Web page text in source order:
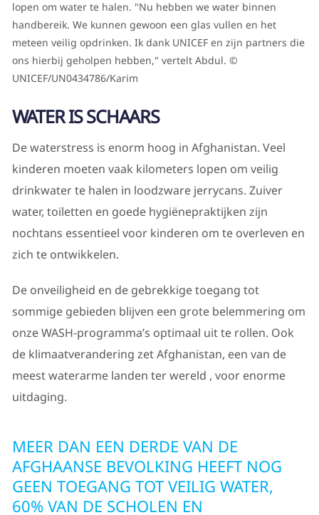
lopen om water te halen. "Nu hebben we water binnen
handbereik. We kunnen gewoon een glas vullen en het
meteen veilig opdrinken. Ik dank UNICEF en zijn partners die
ons hierbij geholpen hebben," vertelt Abdul. ©
UNICEF/UN0434786/Karim
WATER IS SCHAARS
De waterstress is enorm hoog in Afghanistan. Veel
kinderen moeten vaak kilometers lopen om veilig
drinkwater te halen in loodzware jerrycans. Zuiver
water, toiletten en goede hygiënepraktijken zijn
nochtans essentieel voor kinderen om te overleven en
zich te ontwikkelen.
De onveiligheid en de gebrekkige toegang tot
sommige gebieden blijven een grote belemmering om
onze WASH-programma’s optimaal uit te rollen. Ook
de klimaatverandering zet Afghanistan, een van de
meest waterarme landen ter wereld , voor enorme
uitdaging.
MEER DAN EEN DERDE VAN DE
AFGHAANSE BEVOLKING HEEFT NOG
GEEN TOEGANG TOT VEILIG WATER,
60% VAN DE SCHOLEN EN